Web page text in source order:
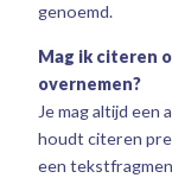
genoemd.
Mag ik citeren
overnemen?
Je mag altijd
houdt citeren
een